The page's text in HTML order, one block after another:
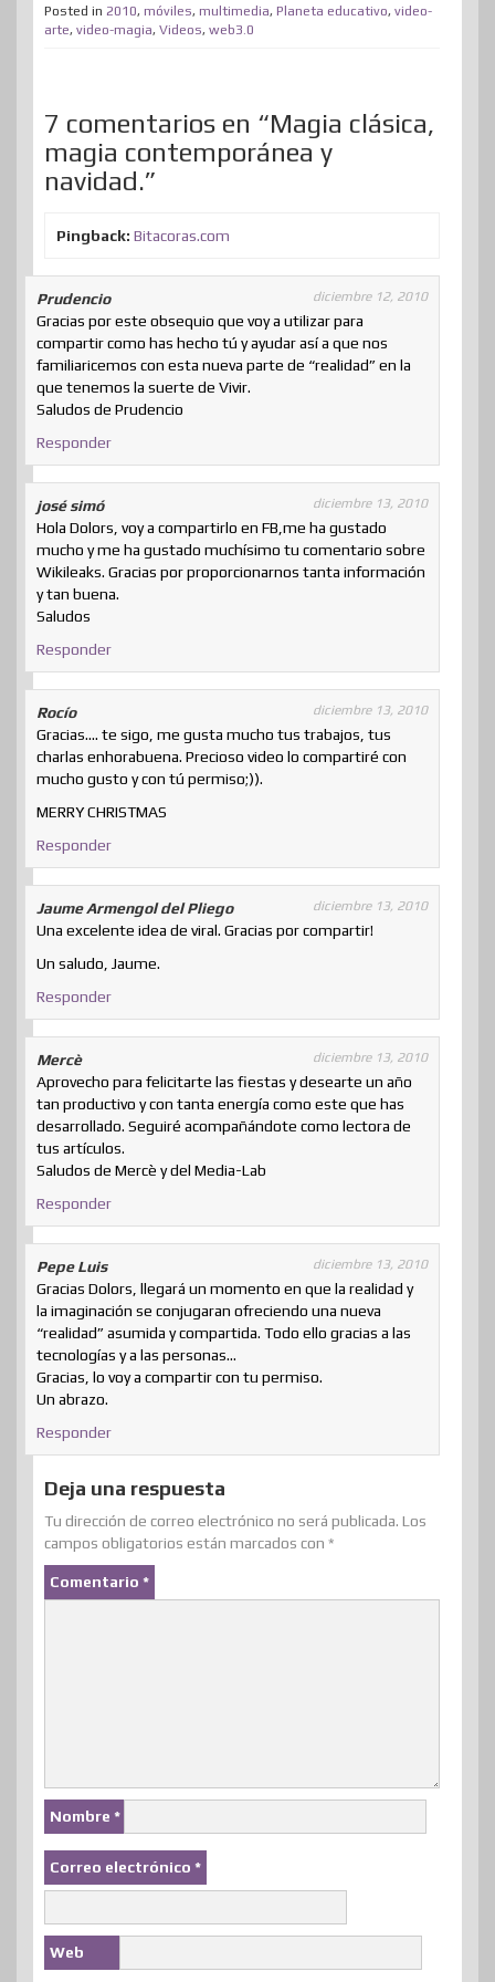
t
e
b
o
e
d
e
r
a
m
o
i
s
p
t
i
r
Posted in 2010, móviles, multimedia, Planeta educativo, video-
arte, video-magia, Videos, web3.0
7 comentarios en “Magia clásica,
magia contemporánea y
navidad.”
Pingback: Bitacoras.com
Prudencio diciembre 12, 2010
Gracias por este obsequio que voy a utilizar para
compartir como has hecho tú y ayudar así a que nos
familiaricemos con esta nueva parte de “realidad” en la
que tenemos la suerte de Vivir.
Saludos de Prudencio
Responder
josé simó diciembre 13, 2010
Hola Dolors, voy a compartirlo en FB,me ha gustado
mucho y me ha gustado muchísimo tu comentario sobre
Wikileaks. Gracias por proporcionarnos tanta información
y tan buena.
Saludos
Responder
Rocío diciembre 13, 2010
Gracias…. te sigo, me gusta mucho tus trabajos, tus
charlas enhorabuena. Precioso video lo compartiré con
mucho gusto y con tú permiso;)).
MERRY CHRISTMAS
Responder
Jaume Armengol del Pliego diciembre 13, 2010
Una excelente idea de viral. Gracias por compartir!
Un saludo, Jaume.
Responder
Mercè diciembre 13, 2010
Aprovecho para felicitarte las fiestas y desearte un año
tan productivo y con tanta energía como este que has
desarrollado. Seguiré acompañándote como lectora de
tus artículos.
Saludos de Mercè y del Media-Lab
Responder
Pepe Luis diciembre 13, 2010
Gracias Dolors, llegará un momento en que la realidad y
la imaginación se conjugaran ofreciendo una nueva
“realidad” asumida y compartida. Todo ello gracias a las
tecnologías y a las personas…
Gracias, lo voy a compartir con tu permiso.
Un abrazo.
Responder
Deja una respuesta
Tu dirección de correo electrónico no será publicada. Los
campos obligatorios están marcados con *
Comentario *
Nombre *
Correo electrónico *
Web